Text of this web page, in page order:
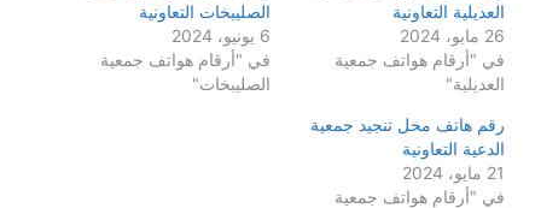
العديلية التعاونية
26 مايو، 2024
في "أرقام هواتف جمعية
العديلية"
الصليبخات التعاونية
6 يونيو، 2024
في "أرقام هواتف جمعية
الصليبخات"
رقم هاتف محل تنجيد جمعية
الدعية التعاونية
21 مايو، 2024
في "أرقام هواتف جمعية